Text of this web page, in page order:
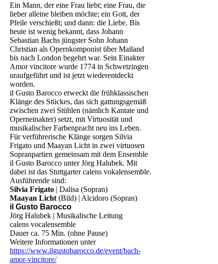
Ein Mann, der eine Frau liebt; eine Frau, die
lieber alleine bleiben möchte; ein Gott, der
Pfeile verschießt; und dann: die Liebe. Bis
heute ist wenig bekannt, dass Johann
Sebastian Bachs jüngster Sohn Johann
Christian als Opernkomponist über Mailand
bis nach London begehrt war. Sein Einakter
Amor vincitore wurde 1774 in Schwetzingen
uraufgeführt und ist jetzt wiederentdeckt
worden.
il Gusto Barocco erweckt die frühklassischen
Klänge des Stückes, das sich gattungsgemäß
zwischen zwei Stühlen (nämlich Kantate und
Operneinakter) setzt, mit Virtuosität und
musikalischer Farbenpracht neu ins Leben.
Für verführerische Klänge sorgen Silvia
Frigato und Maayan Licht in zwei virtuosen
Sopranpartien gemeinsam mit dem Ensemble
il Gusto Barocco unter Jörg Halubek. Mit
dabei ist das Stuttgarter calens vokalensemble.
Ausführende sind:
Silvia Frigato | Dalisa (Sopran)
Maayan Licht (Bild) | Alcidoro (Sopran)
il Gusto Barocco
Jörg Halubek | Musikalische Leitung
calens vocalensemble
Dauer ca. 75 Min. (ohne Pause)
Weitere Informationen unter
https://www.ilgustobarocco.de/event/bach-
amor-vincitore/